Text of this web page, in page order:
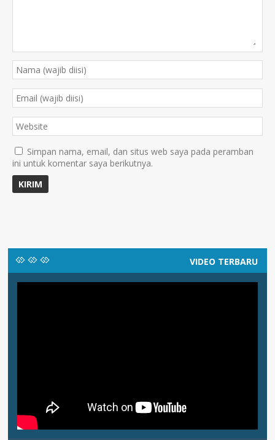
Simpan nama, email, dan situs web saya pada peramban
ini untuk komentar saya berikutnya.
VIDEO TERBARU